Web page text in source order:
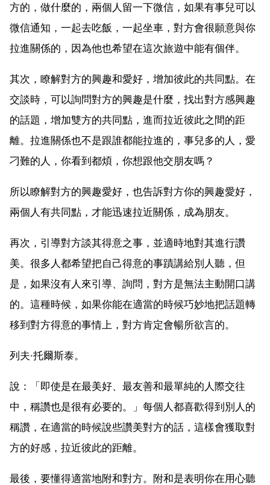
方的，做什麼的，兩個人留一下微信，如果有事兒可以
微信通知，一起去吃飯，一起坐車，對方會很願意與你
拉進關係的，因為他也希望在這次旅遊中能有個伴。
其次，瞭解對方的興趣和愛好，增加彼此的共同點。在
交談時，可以詢問對方的興趣是什麼，找出對方感興趣
的話題，增加雙方的共同點，進而拉近彼此之間的距
離。拉進關係也不是跟誰都能拉進的，事兒多的人，愛
刁難的人，你看到都煩，你想跟他交朋友嗎？
所以瞭解對方的興趣愛好，也告訴對方你的興趣愛好，
兩個人有共同點，才能迅速拉近關係，成為朋友。
再次，引導對方談其得意之事，並適時地對其進行讚
美。很多人都希望把自己得意的事蹟講給別人聽，但
是，如果沒有人來引導、詢問，對方是無法主動開口講
的。這種時候，如果你能在適當的時候巧妙地把話題轉
移到對方得意的事情上，對方肯定會暢所欲言的。
列夫·托爾斯泰。
說：「即使是在最美好、最友善和最單純的人際交往
中，稱讚也是很有必要的。」每個人都喜歡得到別人的
稱讚，在適當的時候說些讚美對方的話，這樣會獲取對
方的好感，拉近彼此的距離。
最後，要懂得適當地附和對方。附和是表明你在用心聽